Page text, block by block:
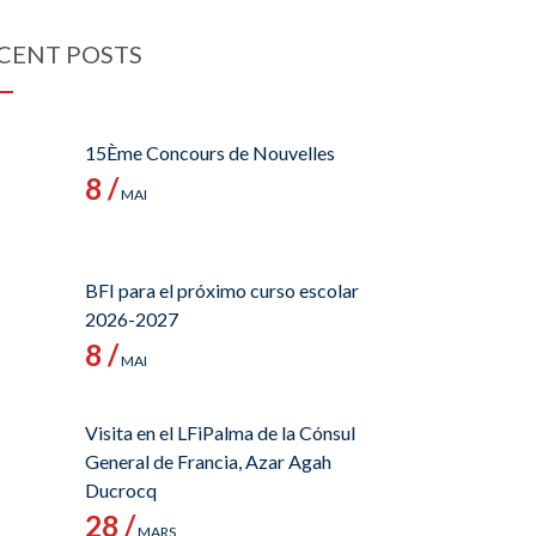
POSTS
15Ème Concours de Nouvelles
8 /MAI
BFI para el próximo curso escolar
2026-2027
8 /MAI
Visita en el LFiPalma de la Cónsul
General de Francia, Azar Agah
Ducrocq
28 /MARS